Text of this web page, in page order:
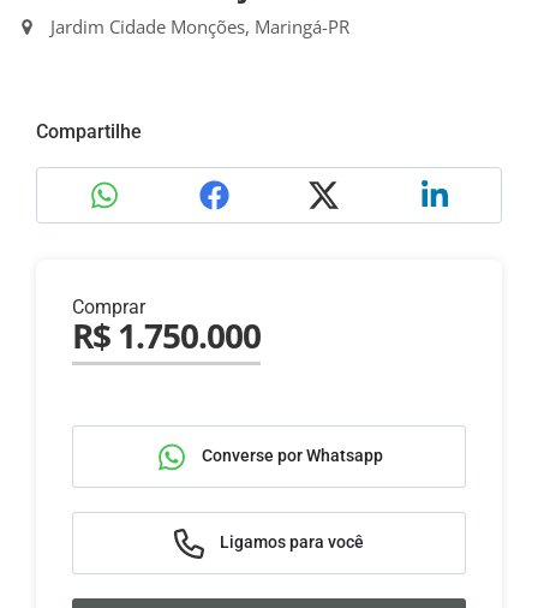
Jardim Cidade Monções, Maringá-PR
Compartilhe
Comprar
R$ 1.750.000
Converse por Whatsapp
Ligamos para você